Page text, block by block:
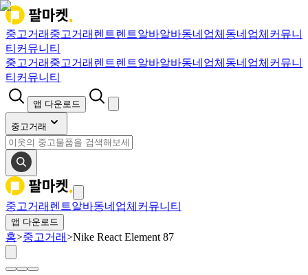
중고거래 중고거래 렌트렌트알바알바동네업체 동네업체 커뮤니
티 커뮤니티
중고거래 중고거래 렌트렌트알바알바동네업체 동네업체 커뮤니
티 커뮤니티
앱 다운로드
중고거래
중고거래 렌트알바동네업체 커뮤니티
앱 다운로드
홈>중고거래>Nike React Element 87